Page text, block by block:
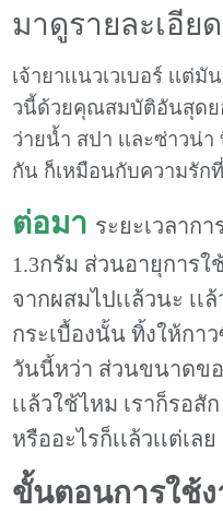
มาดูรายละเอีย
เจ้ายาเเนวเวเบอร์ เเ
วนี้ด้วยคุณสมบัติอันสุดย
ว่ายน้ำ สปา เเละซ่าวน่
กัน ก็เหมือนกับความรัก
ต่อมา ระยะเวลาก
1.3กรัม ส่วนอายุการ
จากผสมไปเเล้วนะ เ
กระเบื้องนั้น ทิ้งให้กา
วันนี้หว่า ส่วนขนาดขอ
เเล้วใช้ไหม เราก็รอ
หรืออะไรก็เเล้วเเต่เลย
ขั้นตอนการใช้